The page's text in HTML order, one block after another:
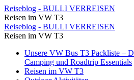
⋆
Reiseblog
-
BULLI
VERREISEN
Reiseblog - BULLI VERREISEN
Reisen im VW T3
⋆
Reiseblog
BULLI
Reiseblog - BULLI VERREISEN
Reisen im VW T3
Skip
content
Unsere VW Bus T3 Packliste –
Camping und Roadtrip Essentials
Reisen im VW T3